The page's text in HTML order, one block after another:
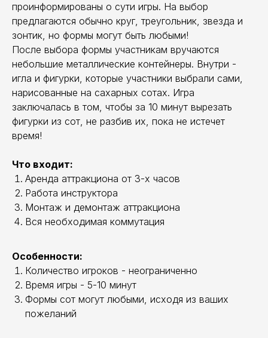
проинформированы о сути игры. На выбор
предлагаются обычно круг, треугольник, звезда и
зонтик, но формы могут быть любыми!
После выбора формы участникам вручаются
небольшие металлические контейнеры. Внутри -
игла и фигурки, которые участники выбрали сами,
нарисованные на сахарных сотах. Игра
заключалась в том, чтобы за 10 минут вырезать
фигурки из сот, не разбив их, пока не истечет
время!
Что входит:
Аренда аттракциона от 3-х часов
Работа инструктора
Монтаж и демонтаж аттракциона
Вся необходимая коммутация
Особенности:
Количество игроков - неограниченно
Время игры - 5-10 минут
Формы сот могут любыми, исходя из ваших
пожеланий